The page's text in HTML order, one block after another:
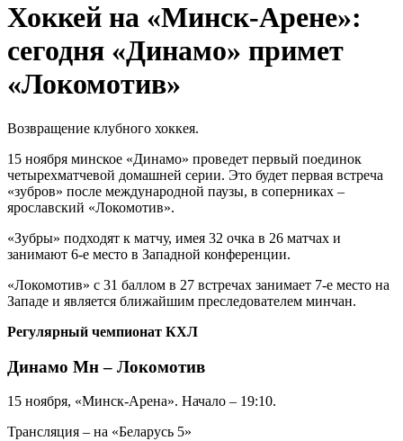
Хоккей на «Минск-Арене»:
сегодня «Динамо» примет
«Локомотив»
Возвращение клубного хоккея.
15 ноября минское «Динамо» проведет первый поединок
четырехматчевой домашней серии. Это будет первая встреча
«зубров» после международной паузы, в соперниках –
ярославский «Локомотив».
«Зубры» подходят к матчу, имея 32 очка в 26 матчах и
занимают 6-е место в Западной конференции.
«Локомотив» с 31 баллом в 27 встречах занимает 7-е место на
Западе и является ближайшим преследователем минчан.
Регулярный чемпионат КХЛ
Динамо Мн – Локомотив
15 ноября, «Минск-Арена». Начало – 19:10.
Трансляция – на «Беларусь 5»